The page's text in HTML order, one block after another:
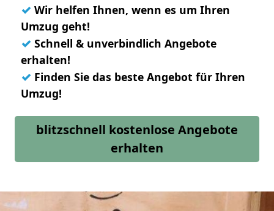
✓ Wir helfen Ihnen, wenn es um Ihren
Umzug geht!
✓ Schnell & unverbindlich Angebote
erhalten!
✓ Finden Sie das beste Angebot für Ihren
Umzug!
blitzschnell kostenlose Angebote
erhalten